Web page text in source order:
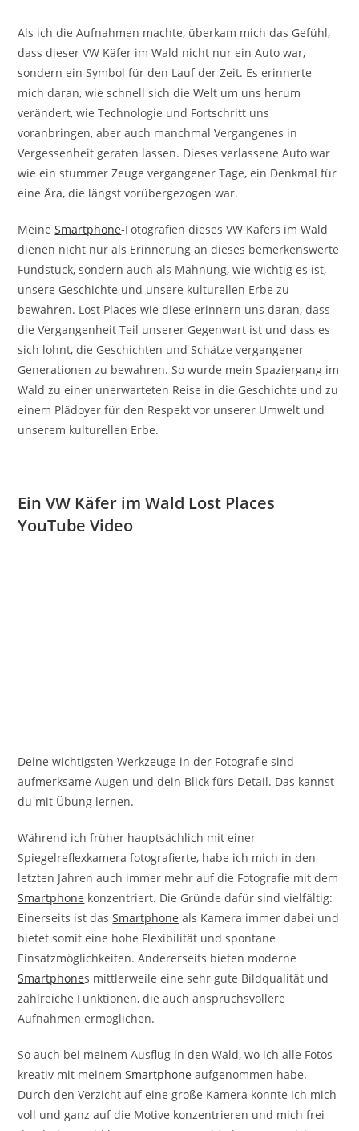
Als ich die Aufnahmen machte, überkam mich das Gefühl,
dass dieser VW Käfer im Wald nicht nur ein Auto war,
sondern ein Symbol für den Lauf der Zeit. Es erinnerte
mich daran, wie schnell sich die Welt um uns herum
verändert, wie Technologie und Fortschritt uns
voranbringen, aber auch manchmal Vergangenes in
Vergessenheit geraten lassen. Dieses verlassene Auto war
wie ein stummer Zeuge vergangener Tage, ein Denkmal für
eine Ära, die längst vorübergezogen war.
MeineSmartphone-Fotografien dieses VW Käfers im Wald
dienen nicht nur als Erinnerung an dieses bemerkenswerte
Fundstück, sondern auch als Mahnung, wie wichtig es ist,
unsere Geschichte und unsere kulturellen Erbe zu
bewahren. Lost Places wie diese erinnern uns daran, dass
die Vergangenheit Teil unserer Gegenwart ist und dass es
sich lohnt, die Geschichten und Schätze vergangener
Generationen zu bewahren. So wurde mein Spaziergang im
Wald zu einer unerwarteten Reise in die Geschichte und zu
einem Plädoyer für den Respekt vor unserer Umwelt und
unserem kulturellen Erbe.
Ein VW Käfer im Wald Lost Places
YouTube Video
Deine wichtigsten Werkzeuge in der Fotografie sind
aufmerksame Augen und dein Blick fürs Detail. Das kannst
du mit Übung lernen.
Während ich früher hauptsächlich mit einer
Spiegelreflexkamera fotografierte, habe ich mich in den
letzten Jahren auch immer mehr auf die Fotografie mit dem
Smartphone konzentriert. Die Gründe dafür sind vielfältig:
Einerseits ist dasSmartphone als Kamera immer dabei und
bietet somit eine hohe Flexibilität und spontane
Einsatzmöglichkeiten. Andererseits bieten moderne
Smartphones mittlerweile eine sehr gute Bildqualität und
zahlreiche Funktionen, die auch anspruchsvollere
Aufnahmen ermöglichen.
So auch bei meinem Ausflug in den Wald, wo ich alle Fotos
kreativ mit meinemSmartphone aufgenommen habe.
Durch den Verzicht auf eine große Kamera konnte ich mich
voll und ganz auf die Motive konzentrieren und mich frei